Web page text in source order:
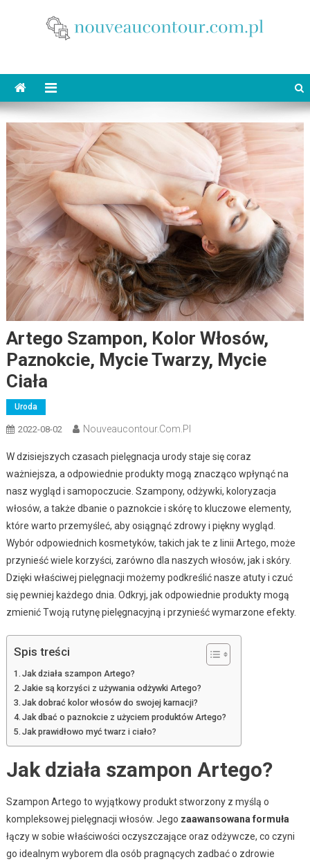
Artego Szampon, Kolor Włosów,
Paznokcie, Mycie Twarzy, Mycie
Ciała
Uroda
2022-08-02 Nouveaucontour.com.pl
W dzisiejszych czasach pielęgnacja urody staje się coraz
ważniejsza, a odpowiednie produkty mogą znacząco wpłynąć na
nasz wygląd i samopoczucie. Szampony, odżywki, koloryzacja
włosów, a także dbanie o paznokcie i skórę to kluczowe elementy,
które warto przemyśleć, aby osiągnąć zdrowy i piękny wygląd.
Wybór odpowiednich kosmetyków, takich jak te z linii Artego, może
przynieść wiele korzyści, zarówno dla naszych włosów, jak i skóry.
Dzięki właściwej pielęgnacji możemy podkreślić nasze atuty i czuć
się pewniej każdego dnia. Odkryj, jak odpowiednie produkty mogą
zmienić Twoją rutynę pielęgnacyjną i przynieść wymarzone efekty.
Spis treści
Jak działa szampon Artego?
Jakie są korzyści z używania odżywki Artego?
Jak dobrać kolor włosów do swojej karnacji?
Jak dbać o paznokcie z użyciem produktów Artego?
Jak prawidłowo myć twarz i ciało?
Jak działa szampon Artego?
Szampon Artego to wyjątkowy produkt stworzony z myślą o
kompleksowej pielęgnacji włosów. Jego zaawansowana formuła
łączy w sobie właściwości oczyszczające oraz odżywcze, co czyni
go idealnym wyborem dla osób pragnących zadbać o zdrowie